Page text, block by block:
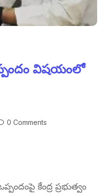
విషయంలో
0 Comments
కేంద్ర ప్రభుత్వం